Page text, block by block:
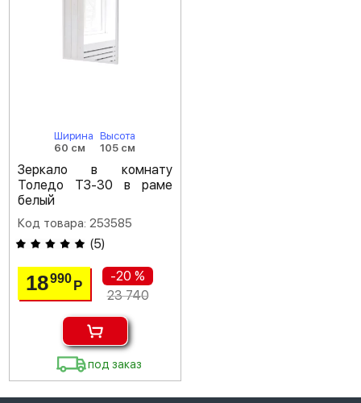
Ширина
60 см
Высота
105 см
Зеркало в комнату
Толедо ТЗ-30 в раме
белый
Код товара: 253585
(5)
18990Р
-20 %
23 740
под заказ